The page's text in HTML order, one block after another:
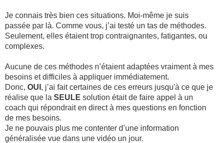
Je connais très bien ces situations. Moi-même je suis
passée par là. Comme vous, j’ai testé un tas de méthodes.
Seulement, elles étaient trop contraignantes, fatigantes, ou
complexes.
Aucune de ces méthodes n’étaient adaptées vraiment à mes
besoins et difficiles à appliquer immédiatement.
Donc, OUI , j’ai fait certaines de ces erreurs jusqu'à ce que je
réalise que la SEULE solution était de faire appel à un
coach qui répondrait en direct à mes questions en fonction
de mes besoins.
Je ne pouvais plus me contenter d’une information
généralisée vue dans une vidéo un jour.